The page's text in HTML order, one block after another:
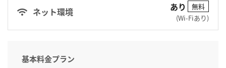
ネット環境 あり
無料
(Wi-Fiあり)
基本料金プラン